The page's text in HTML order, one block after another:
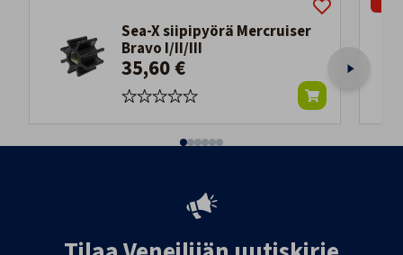
Sea-X siipipyörä Mercruiser
Bravo I/II/III
35,60 €